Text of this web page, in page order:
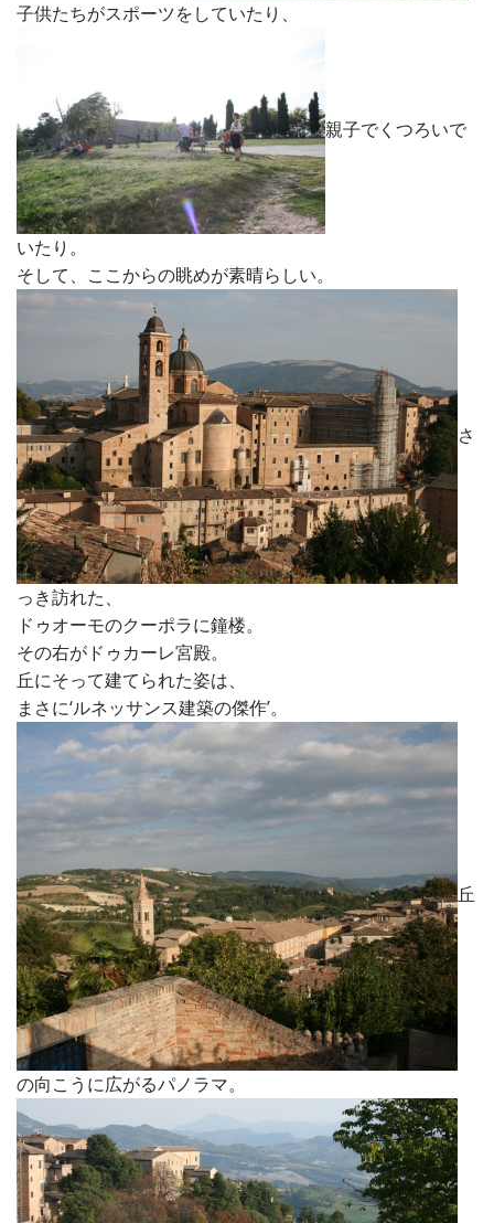
子供たちがスポーツをしていたり、
親子でくつろいで
いたり。
そして、ここからの眺めが素晴らしい。
さ
っき訪れた、
ドゥオーモのクーポラに鐘楼。
その右がドゥカーレ宮殿。
丘にそって建てられた姿は、
まさに‘ルネッサンス建築の傑作’。
丘
の向こうに広がるパノラマ。